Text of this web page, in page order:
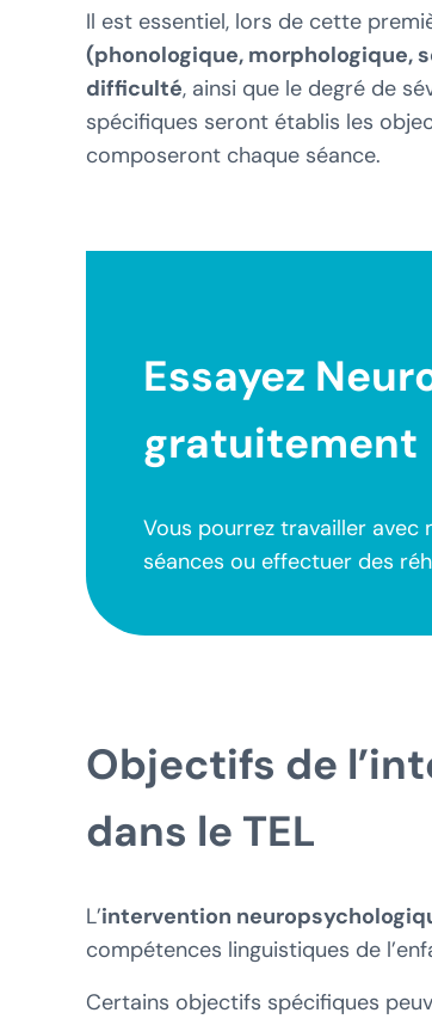
Il est essentiel, lors de cette
(phonologique, morphologique,
difficulté, ainsi que le degré de
spécifiques seront établis les
composeront chaque séance.
Essayez
gratuitement
Vous pourrez travailler avec
séances ou effectuer des
Objectifs de
dans le TEL
L’intervention
compétences linguistiques de
Certains objectifs spécifiques